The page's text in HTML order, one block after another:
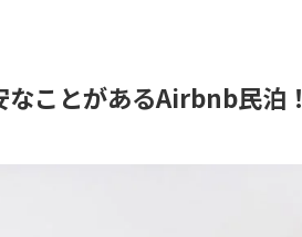
ことがあるAirbnb民泊！